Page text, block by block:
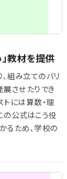
教材を提供
組み立てのバリ
展させたりでき
トには算数・理
の公式はこう役
るため、学校の